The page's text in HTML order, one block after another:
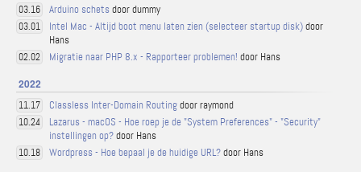
03.16 Arduino schets door dummy
03.01 Intel Mac - Altijd boot menu laten zien (selecteer startup disk)door
Hans
02.02 Migratie naar PHP 8.x - Rapporteer problemen! door Hans
2022
11.17 Classless Inter-Domain Routingdoor raymond
10.24
Lazarus - macOS - Hoe roep je de "System Preferences" - "Security"
instellingen op?door Hans
10.18 Wordpress - Hoe bepaal je de huidige URL?door Hans